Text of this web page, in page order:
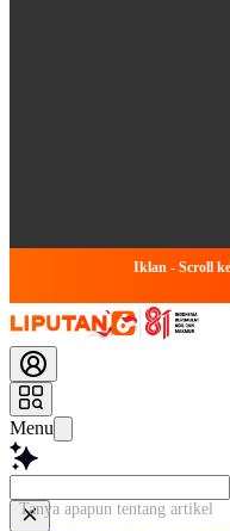
Iklan - Scroll
Menu
Tanya apapun tentang artikel